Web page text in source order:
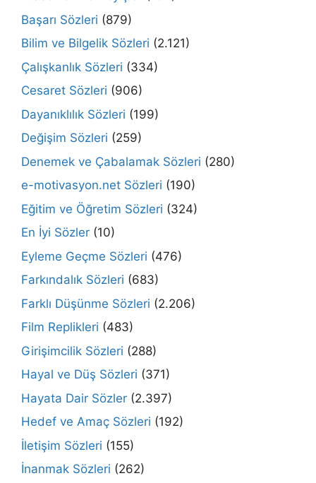
Başarı Sözleri (879)
Bilim ve Bilgelik Sözleri (2.121)
Çalışkanlık Sözleri (334)
Cesaret Sözleri (906)
Dayanıklılık Sözleri (199)
Değişim Sözleri (259)
Denemek ve Çabalamak Sözleri (280)
e-motivasyon.net Sözleri (190)
Eğitim ve Öğretim Sözleri (324)
En İyi Sözler (10)
Eyleme Geçme Sözleri (476)
Farkındalık Sözleri (683)
Farklı Düşünme Sözleri (2.206)
Film Replikleri (483)
Girişimcilik Sözleri (288)
Hayal ve Düş Sözleri (371)
Hayata Dair Sözler (2.397)
Hedef ve Amaç Sözleri (192)
İletişim Sözleri (155)
İnanmak Sözleri (262)